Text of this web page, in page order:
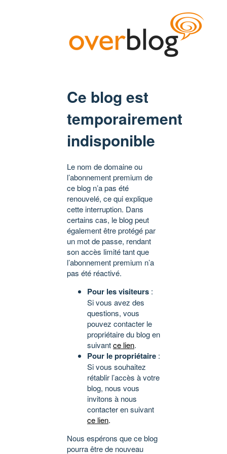
Ce blog est
temporairement
indisponible
Le nom de domaine ou
l’abonnement premium de
ce blog n’a pas été
renouvelé, ce qui explique
cette interruption. Dans
certains cas, le blog peut
également être protégé par
un mot de passe, rendant
son accès limité tant que
l’abonnement premium n’a
pas été réactivé.
Pour les visiteurs :
Si vous avez des
questions, vous
pouvez contacter le
propriétaire du blog en
suivantce lien.
Pour le propriétaire :
Si vous souhaitez
rétablir l’accès à votre
blog, nous vous
invitons à nous
contacter en suivant
ce lien.
Nous espérons que ce blog
pourra être de nouveau